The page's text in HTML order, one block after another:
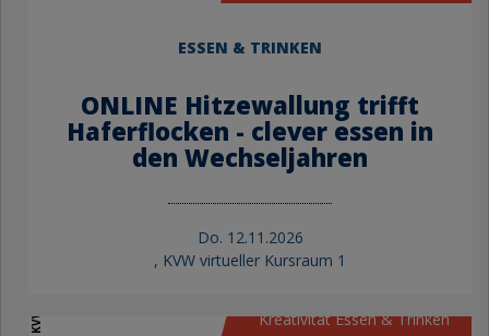
ESSEN & TRINKEN
ONLINE Hitzewallung trifft
Haferflocken - clever essen in
den Wechseljahren
Do. 12.11.2026
, KVW virtueller Kursraum 1
KVW Bildung Kreativität Essen & Trinken